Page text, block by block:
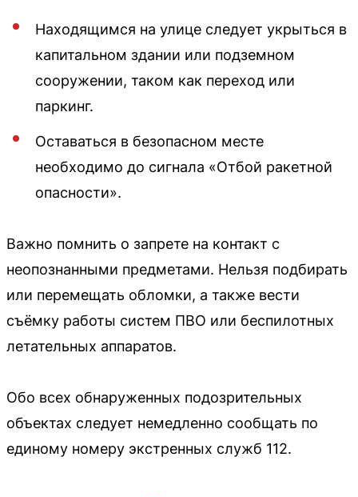
Находящимся на улице следует укрыться в
капитальном здании или подземном
сооружении, таком как переход или
паркинг.
Оставаться в безопасном месте
необходимо до сигнала «Отбой ракетной
опасности».
Важно помнить о запрете на контакт с
неопознанными предметами. Нельзя подбирать
или перемещать обломки, а также вести
съёмку работы систем ПВО или беспилотных
летательных аппаратов.
Обо всех обнаруженных подозрительных
объектах следует немедленно сообщать по
единому номеру экстренных служб 112.